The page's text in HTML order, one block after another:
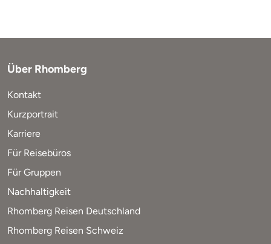
Über Rhomberg
Kontakt
Kurzportrait
Karriere
Für Reisebüros
Für Gruppen
Nachhaltigkeit
Rhomberg Reisen Deutschland
Rhomberg Reisen Schweiz